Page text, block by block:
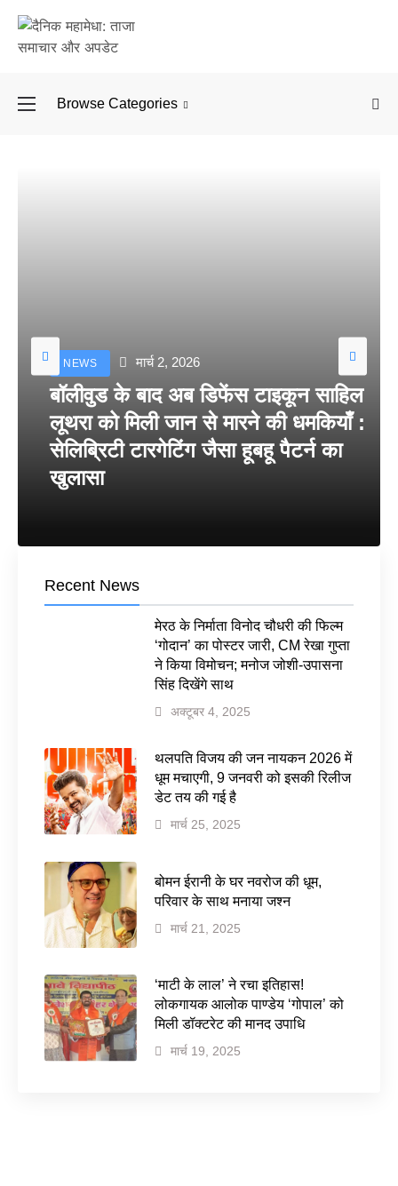
Browse Categories
NEWS मार्च 2, 2026
बॉलीवुड के बाद अब डिफेंस टाइकून साहिल
लूथरा को मिली जान से मारने की धमकियाँ :
सेलिब्रिटी टारगेटिंग जैसा हूबहू पैटर्न का
खुलासा
Recent News
मेरठ के निर्माता विनोद चौधरी की फिल्म
‘गोदान’ का पोस्टर जारी, CM रेखा गुप्ता
ने किया विमोचन; मनोज जोशी-उपासना
सिंह दिखेंगे साथ
अक्टूबर 4, 2025
थलपति विजय की जन नायकन 2026 में
धूम मचाएगी, 9 जनवरी को इसकी रिलीज
डेट तय की गई है
मार्च 25, 2025
बोमन ईरानी के घर नवरोज की धूम,
परिवार के साथ मनाया जश्न
मार्च 21, 2025
‘माटी के लाल’ ने रचा इतिहास!
लोकगायक आलोक पाण्डेय ‘गोपाल’ को
मिली डॉक्टरेट की मानद उपाधि
मार्च 19, 2025